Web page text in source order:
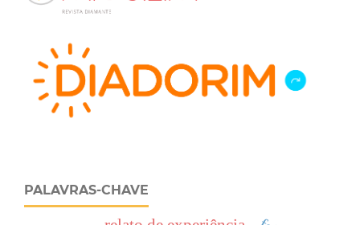
PALAVRAS-CHAVE